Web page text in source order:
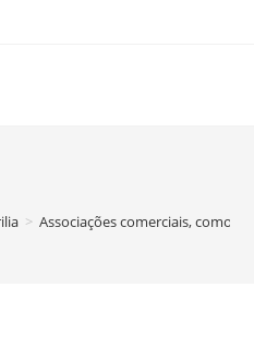
> Associações comerciais, como